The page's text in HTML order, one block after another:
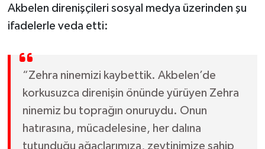
Akbelen direnişçileri sosyal medya üzerinden şu
ifadelerle veda etti:
“Zehra ninemizi kaybettik. Akbelen’de
korkusuzca direnişin önünde yürüyen Zehra
ninemiz bu toprağın onuruydu. Onun
hatırasına, mücadelesine, her dalına
tutunduğu ağaçlarımıza, zeytinimize sahip